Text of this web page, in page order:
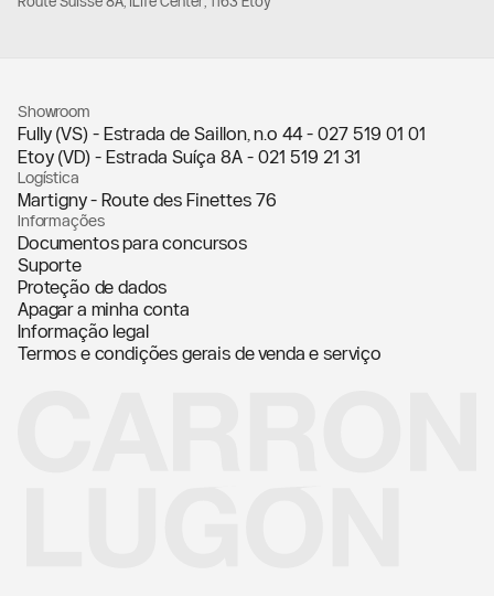
Showroom
Fully (VS) - Estrada de Saillon, n.º 44 - 027 519 01 01
Etoy (VD) - Estrada Suíça 8A - 021 519 21 31
Logística
Martigny - Route des Finettes 76
Informações
Documentos para concursos
Suporte
Proteção de dados
Apagar a minha conta
Informação legal
Termos e condições gerais de venda e serviço